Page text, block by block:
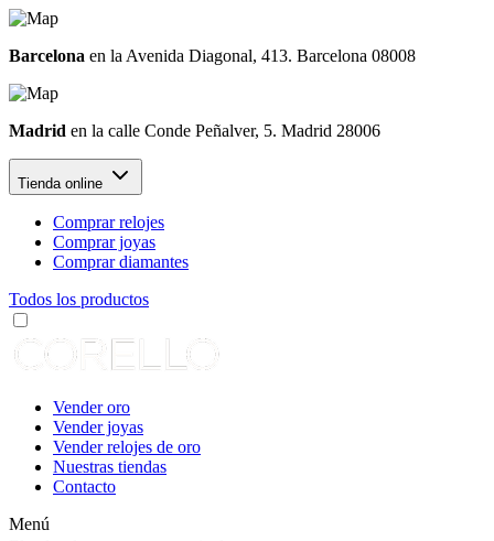
Barcelona en la Avenida Diagonal, 413. Barcelona 08008
Madrid en la calle Conde Peñalver, 5. Madrid 28006
Tienda online
Comprar relojes
Comprar joyas
Comprar diamantes
Todos los productos
Vender oro
Vender joyas
Vender relojes de oro
Nuestras tiendas
Contacto
Menú